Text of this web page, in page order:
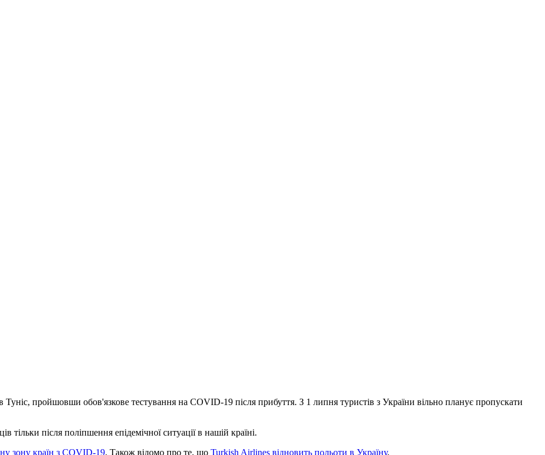
Туніс, пройшовши обов'язкове тестування на COVID-19 після прибуття. З 1 липня туристів з України вільно планує пропускати
тільки після поліпшення епідемічної ситуації в нашій країні.
зону країн з COVID-19. Також відомо про те, що Turkish Airlines відновить польоти в Україну.